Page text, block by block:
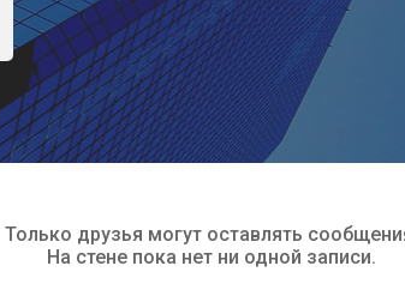
Только друзья могут оставлять
На стене пока нет ни одной записи.